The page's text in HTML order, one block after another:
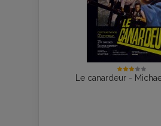
Le canardeur -